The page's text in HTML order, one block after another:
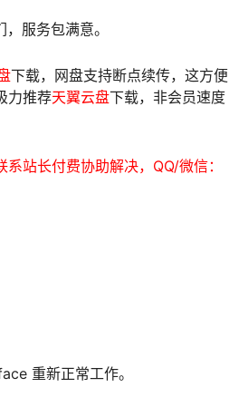
服务包满意。
下载，网盘支持断点续传，这方便
力推荐天翼云盘下载，非会员速度
站长付费协助解决，QQ/微信：
重新正常工作。